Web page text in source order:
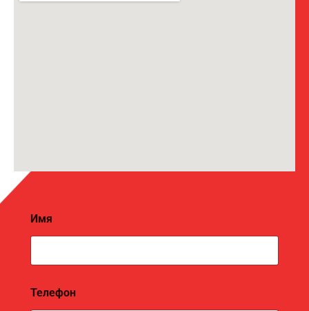
Имя
а
Телефон